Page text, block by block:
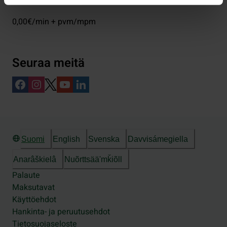
0,00€/min + pvm/mpm
Seuraa meitä
Suomi English Svenska Davvisámegiella
Anarâškielâ Nuõrttsääʹmǩiõll
Palaute
Maksutavat
Käyttöehdot
Hankinta- ja peruutusehdot
Tietosuojaseloste